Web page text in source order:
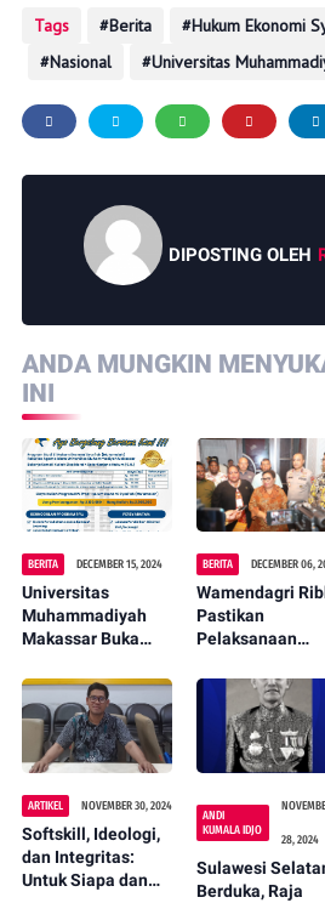
Tags Berita Hukum Ekonomi
Nasional
Universitas
DIPOSTING OLEH
ANDA MUNGKIN
INI
BERITA DECEMBER 15, 2024
Universitas
Muhammadiyah
Makassar Buka
Program Rekognisi
Pembelajaran
Lampau (RPL)
untuk Program
Studi Hukum
Ekonomi Syariah
BERITA DECEMBER 06,
Wamendagri
Pastikan
Pelaksanaan
Pilkada 2024
Papua Tengah
Sesuai Jadwal
ARTIKEL NOVEMBER 30, 2024
Softskill, Ideologi,
dan Integritas:
Untuk Siapa dan
ANDI
KUMALA IDJO
28, 2024
Sulawesi
Berduka, Raja